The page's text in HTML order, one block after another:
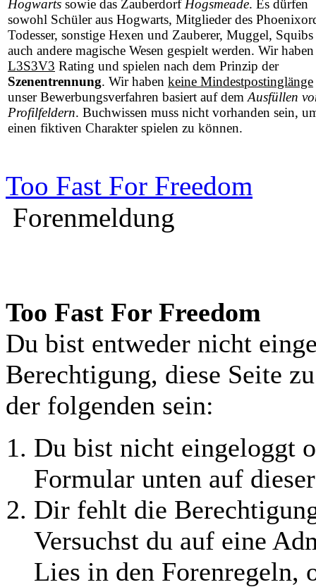
Hogwarts sowie das Zauberdorf Hogsmeade. Es dürfen
sowohl Schüler aus Hogwarts, Mitglieder des
Todesser, sonstige Hexen und Zauberer, Muggel, Squibs
auch andere magische Wesen gespielt werden. Wir
L3S3V3 Rating und spielen nach dem Prinzip der
Szenentrennung. Wir haben keine Mindestpostinglänge
unser Bewerbungsverfahren basiert auf dem Ausfüllen
Profilfeldern. Buchwissen muss nicht vorhanden sein,
einen fiktiven Charakter spielen zu können.
Too Fast For Freedom
Forenmeldung
Too Fast For Freedom
Du bist entweder nicht
Berechtigung, diese Seite
der folgenden sein:
Du bist nicht eingeloggt
Formular unten auf
Dir fehlt die
Versuchst du auf eine
Lies in den Forenregeln,